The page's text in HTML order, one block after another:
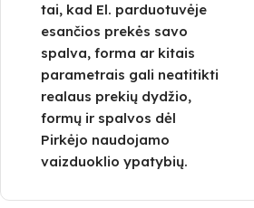
tai, kad El. parduotuvėje
esančios prekės savo
spalva, forma ar kitais
parametrais gali neatitikti
realaus prekių dydžio,
formų ir spalvos dėl
Pirkėjo naudojamo
vaizduoklio ypatybių.